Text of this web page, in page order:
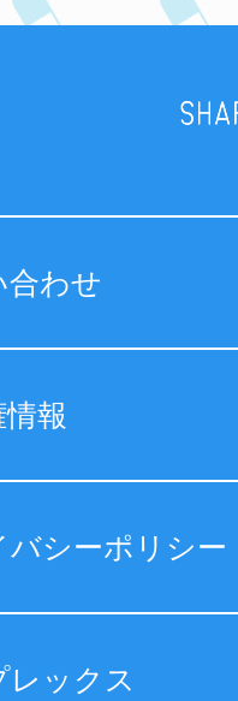
合わせ
報
バシーポリシー
レックス